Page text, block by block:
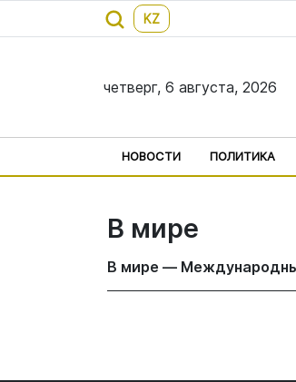
KZ
четверг, 6 августа, 2026
НОВОСТИ ПОЛИТИКА
В мире
В мире —